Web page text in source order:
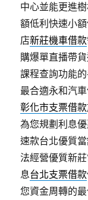
中心並能更進
額低利快速小
店新莊機車借款
購爆單直播帶貨
課程查詢功能
最合適永和汽
彰化市支票借款
為您規劃利息
速款台北優質
法經營優質新
息台北支票借款
您資金周轉的